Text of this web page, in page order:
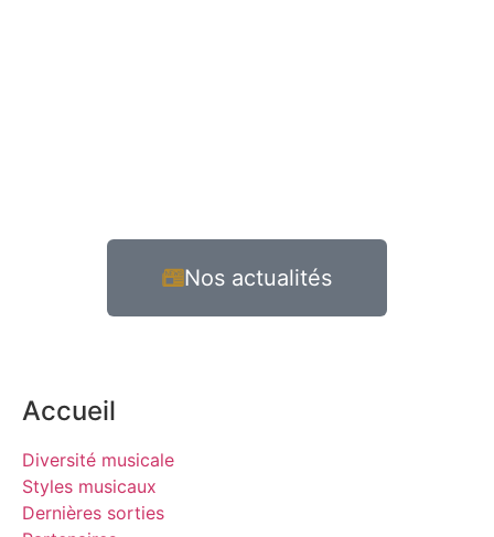
Nos actualités
Accueil
Diversité musicale
Styles musicaux
Dernières sorties